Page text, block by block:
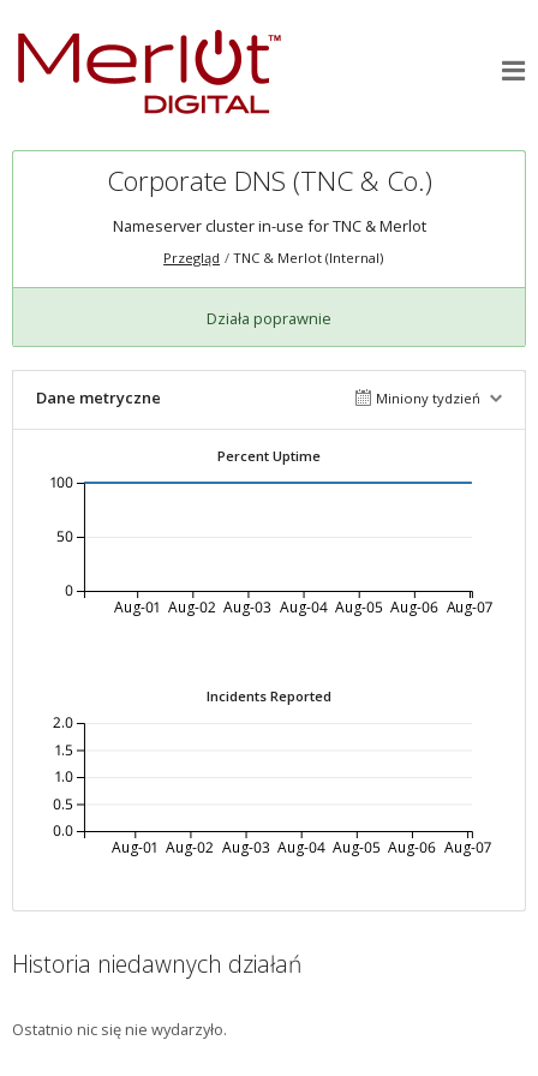
Corporate DNS (TNC & Co.)
Nameserver cluster in-use for TNC & Merlot
Przegląd TNC & Merlot (Internal)
Działa poprawnie
Dane metryczne Miniony tydzień
Percent Uptime
Aug-01 Aug-02 Aug-03 Aug-04 Aug-05 Aug-06 Aug-07
0
50
100
Incidents Reported
Aug-01 Aug-02 Aug-03 Aug-04 Aug-05 Aug-06 Aug-07
0.0
0.5
1.0
1.5
2.0
Historia niedawnych działań
Ostatnio nic się nie wydarzyło.